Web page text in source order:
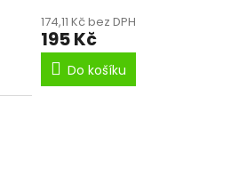
174,11 Kč bez DPH
195 Kč
Do košíku